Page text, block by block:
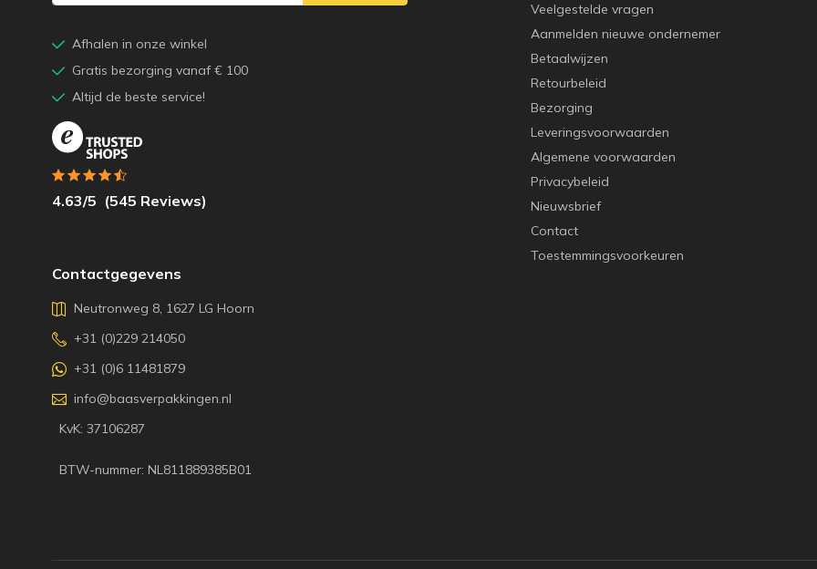
Veelgestelde vragen
Aanmelden nieuwe ondernemer
Betaalwijzen
Retourbeleid
Bezorging
Leveringsvoorwaarden
Algemene voorwaarden
Privacybeleid
Nieuwsbrief
Contact
Toestemmingsvoorkeuren
Contactgegevens
Neutronweg 8, 1627 LG Hoorn
+31 (0)229 214050
+31 (0)6 11481879
info@baasverpakkingen.nl
KvK: 37106287
BTW-nummer: NL811889385B01
Afhalen in onze winkel
Gratis bezorging vanaf € 100
Altijd de beste service!
4.63/5 (545 Reviews)